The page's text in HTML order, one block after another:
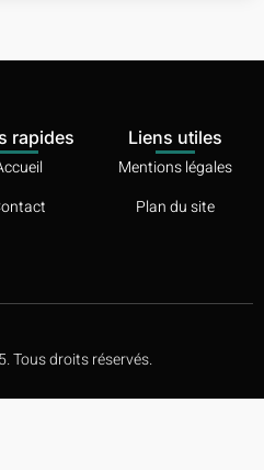
rapides Liens utiles
Mentions légales
Plan du site
Tous droits réservés.